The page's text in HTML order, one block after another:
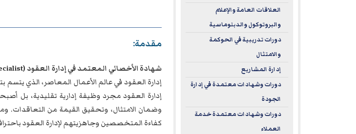
مقدمة:
شهادة الأخصائي المعتمد في إدارة العقود (Certified Contract Specialist)
إدارة العقود في عالم الأعمال المعاصر، الذي يتسم
إدارة العقود مجرد وظيفة إدارية تقليدية، بل
وضمان الامتثال، وتحقيق القيمة من التعاقدات.
كفاءة المتخصصين وجاهزيتهم لإدارة العقود
العلاقات العامة والإعلام
والبروتوكول والدبلوماسية
دورات تدريبية في الحوكمة
والامتثال
إدارة المشاريع
دورات وشهادات معتمدة في إدارة
الجودة
دورات وشهادات معتمدة خدمة
العملاء